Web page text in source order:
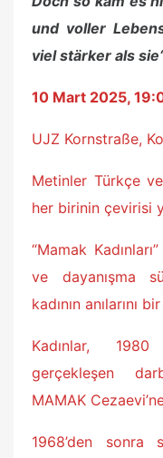
und voller
viel stärker als
10 Mart 2025,
UJZ Kornstraße,
Metinler Türkçe
her birinin çevirisi
“Mamak
ve dayanışma
kadının anılarını
Kadınlar,
gerçekleşen
MAMAK
1968’den sonra